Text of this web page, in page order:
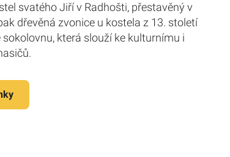
svatého Jiří v Radhošti, přestavěný v
dřevěná zvonice u kostela z 13. století
která slouží ke kulturnímu i